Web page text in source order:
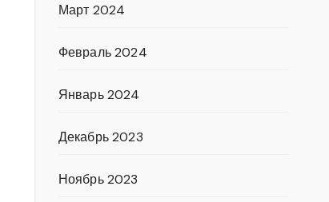
Март 2024
Февраль 2024
Январь 2024
Декабрь 2023
Ноябрь 2023